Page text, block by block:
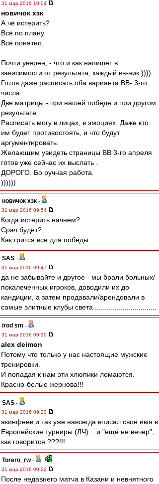
31 мар 2016 10:04
новичок хзк
А чё истерить?
Всё по плану.
Всё понятно.
Почти уверен, - что и как напишет в
зависимости от результата, каждый вв-ник.))))
Готов даже расписать оба варианта ВВ- 3-го
числа.
Две матрицы - при нашей победе и при другом
результате.
Расписать могу в лицах, в эмоциях. Даже кто
им будет противостоять, и что будут
аргументировать.
Желающим увидеть страницы ВВ 3-го апреля
готов уже сейчас их выслать .
ДОРОГО. Бо ручная работа.
))))))
новичок хзк -
31 мар 2016 09:54
Когда истерить начнем?
Срач будет?
Как грится все для победы.
SAS -
31 мар 2016 09:47
да не забывайте и другое - мы брали больных/
покалеченных игроков, доводили их до
кандиции, а затем продавали/арендовали в
самые элитные клубы света ...............................
irod sm -
31 мар 2016 09:30
alex deimon
Потому что только у нас настоящие мужские
тренировки.
И попадая к нам эти хлюпики ломаются.
Красно-белые жернова!!!
SAS -
31 мар 2016 09:23
акинфеев и так уже навсегда вписал своё имя в
Европейские турниры (ЛЧ)... и "ещё не вечер",
как говорится ???!!!
Torero_rw-
31 мар 2016 09:22
После недавнего матча в Казани и невнятного